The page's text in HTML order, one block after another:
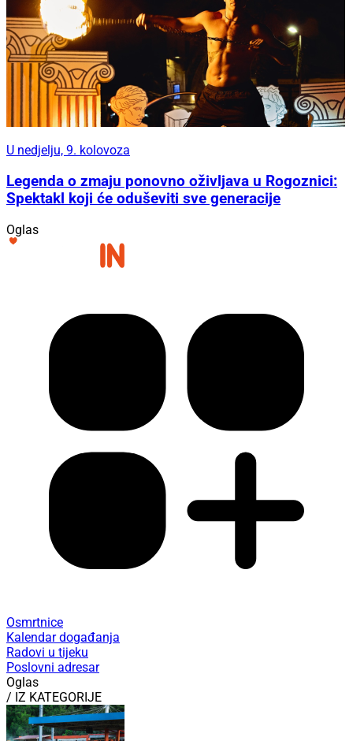
U nedjelju, 9. kolovoza
Legenda o zmaju ponovno oživljava u Rogoznici:
Spektakl koji će oduševiti sve generacije
Oglas
Osmrtnice
Kalendar događanja
Radovi u tijeku
Poslovni adresar
Oglas
/ IZ KATEGORIJE